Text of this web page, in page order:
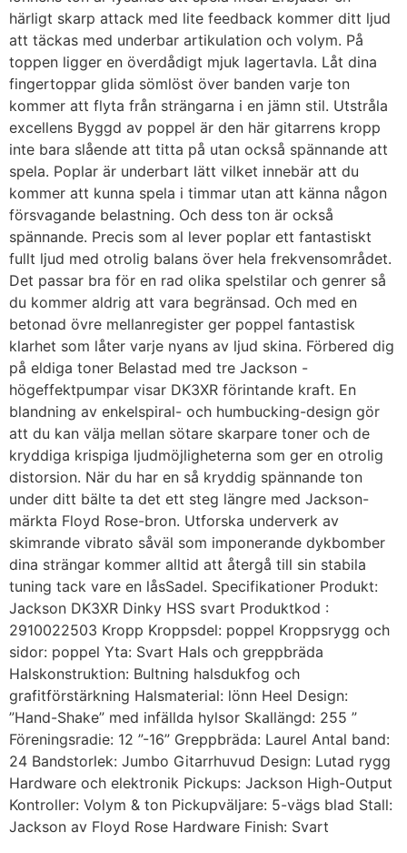
härligt skarp attack med lite feedback kommer ditt ljud
att täckas med underbar artikulation och volym. På
toppen ligger en överdådigt mjuk lagertavla. Låt dina
fingertoppar glida sömlöst över banden varje ton
kommer att flyta från strängarna i en jämn stil. Utstråla
excellens Byggd av poppel är den här gitarrens kropp
inte bara slående att titta på utan också spännande att
spela. Poplar är underbart lätt vilket innebär att du
kommer att kunna spela i timmar utan att känna någon
försvagande belastning. Och dess ton är också
spännande. Precis som al lever poplar ett fantastiskt
fullt ljud med otrolig balans över hela frekvensområdet.
Det passar bra för en rad olika spelstilar och genrer så
du kommer aldrig att vara begränsad. Och med en
betonad övre mellanregister ger poppel fantastisk
klarhet som låter varje nyans av ljud skina. Förbered dig
på eldiga toner Belastad med tre Jackson -
högeffektpumpar visar DK3XR förintande kraft. En
blandning av enkelspiral- och humbucking-design gör
att du kan välja mellan sötare skarpare toner och de
kryddiga krispiga ljudmöjligheterna som ger en otrolig
distorsion. När du har en så kryddig spännande ton
under ditt bälte ta det ett steg längre med Jackson-
märkta Floyd Rose-bron. Utforska underverk av
skimrande vibrato såväl som imponerande dykbomber
dina strängar kommer alltid att återgå till sin stabila
tuning tack vare en låsSadel. Specifikationer Produkt:
Jackson DK3XR Dinky HSS svart Produktkod :
2910022503 Kropp Kroppsdel: poppel Kroppsrygg och
sidor: poppel Yta: Svart Hals och greppbräda
Halskonstruktion: Bultning halsdukfog och
grafitförstärkning Halsmaterial: lönn Heel Design:
”Hand-Shake” med infällda hylsor Skallängd: 255 ”
Föreningsradie: 12 ”-16” Greppbräda: Laurel Antal band:
24 Bandstorlek: Jumbo Gitarrhuvud Design: Lutad rygg
Hardware och elektronik Pickups: Jackson High-Output
Kontroller: Volym & ton Pickupväljare: 5-vägs blad Stall:
Jackson av Floyd Rose Hardware Finish: Svart